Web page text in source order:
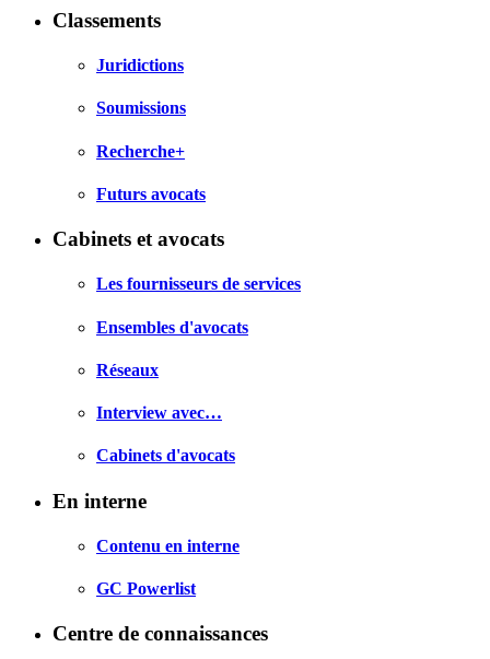
Classements
Juridictions
Soumissions
Recherche+
Futurs avocats
Cabinets et avocats
Les fournisseurs de services
Ensembles d'avocats
Réseaux
Interview avec…
Cabinets d'avocats
En interne
Contenu en interne
GC Powerlist
Centre de connaissances